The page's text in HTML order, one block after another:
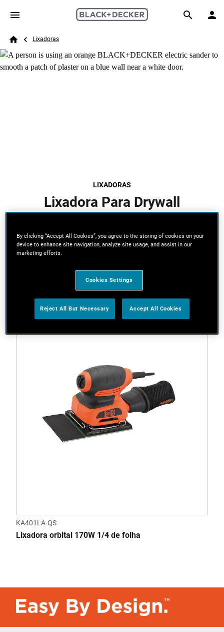
Skip to main content
Search
Breadcrumb
Lixadoras
LIXADORAS
Lixadora Para Drywall
KA401LA-QS
Lixadora orbital 170W 1/4 de folha
By clicking “Accept All Cookies”, you agree to the storing of cookies on your
device to enhance site navigation, analyze site usage, and assist in our
marketing efforts.
Cookies Settings
Reject All But Necessary Accept All Cookies